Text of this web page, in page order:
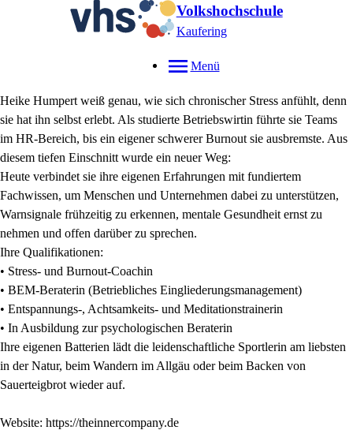
Volkshochschule
Kaufering
Menü
Heike Humpert weiß genau, wie sich chronischer Stress anfühlt, denn
sie hat ihn selbst erlebt. Als studierte Betriebswirtin führte sie Teams
im HR-Bereich, bis ein eigener schwerer Burnout sie ausbremste. Aus
diesem tiefen Einschnitt wurde ein neuer Weg:
Heute verbindet sie ihre eigenen Erfahrungen mit fundiertem
Fachwissen, um Menschen und Unternehmen dabei zu unterstützen,
Warnsignale frühzeitig zu erkennen, mentale Gesundheit ernst zu
nehmen und offen darüber zu sprechen.
Ihre Qualifikationen:
• Stress- und Burnout-Coachin
• BEM-Beraterin (Betriebliches Eingliederungsmanagement)
• Entspannungs-, Achtsamkeits- und Meditationstrainerin
• In Ausbildung zur psychologischen Beraterin
Ihre eigenen Batterien lädt die leidenschaftliche Sportlerin am liebsten
in der Natur, beim Wandern im Allgäu oder beim Backen von
Sauerteigbrot wieder auf.
Website: https://theinnercompany.de